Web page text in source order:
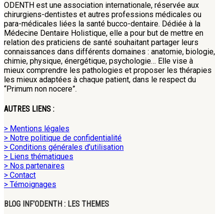
ODENTH est une association internationale, réservée aux
chirurgiens-dentistes et autres professions médicales ou
para-médicales liées la santé bucco-dentaire. Dédiée à la
Médecine Dentaire Holistique, elle a pour but de mettre en
relation des praticiens de santé souhaitant partager leurs
connaissances dans différents domaines : anatomie, biologie,
chimie, physique, énergétique, psychologie… Elle vise à
mieux comprendre les pathologies et proposer les thérapies
les mieux adaptées à chaque patient, dans le respect du
“Primum non nocere”.
AUTRES LIENS :
> Mentions légales
> Notre politique de confidentialité
> Conditions générales d’utilisation
> Liens thématiques
> Nos partenaires
> Contact
> Témoignages
BLOG INF’ODENTH : LES THEMES